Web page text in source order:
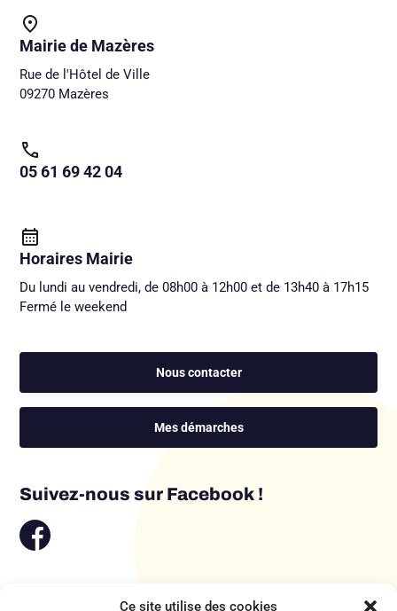
Ce site utilise des cookies
Mairie de Mazères
Rue de l'Hôtel de Ville
09270 Mazères
05 61 69 42 04
Horaires Mairie
Du lundi au vendredi, de 08h00 à 12h00 et de 13h40 à 17h15
Fermé le weekend
Nous contacter
Mes démarches
Suivez-nous sur Facebook !